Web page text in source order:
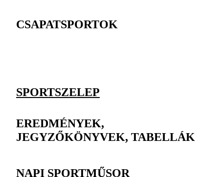
CSAPATSPORTOK
SPORTSZELEP
EREDMÉNYEK,
JEGYZŐKÖNYVEK, TABELLÁK
NAPI SPORTMŰSOR